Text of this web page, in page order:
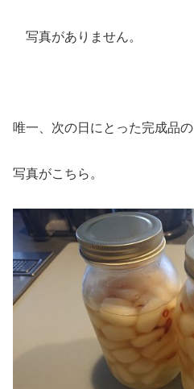
写真がありません。
唯一、次の日にとった完成品の
写真がこちら。